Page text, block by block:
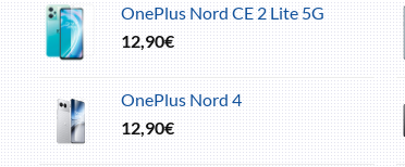
OnePlus Nord CE 2 Lite 5G
12,90€
OnePlus Nord 4
12,90€